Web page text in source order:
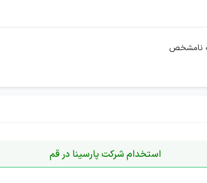
نامشخص
استخدام شرکت پارسینا در قم